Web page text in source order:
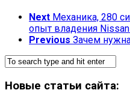
Next Механика, 280
опыт владения
Previous Зачем
Новые статьи сайта: